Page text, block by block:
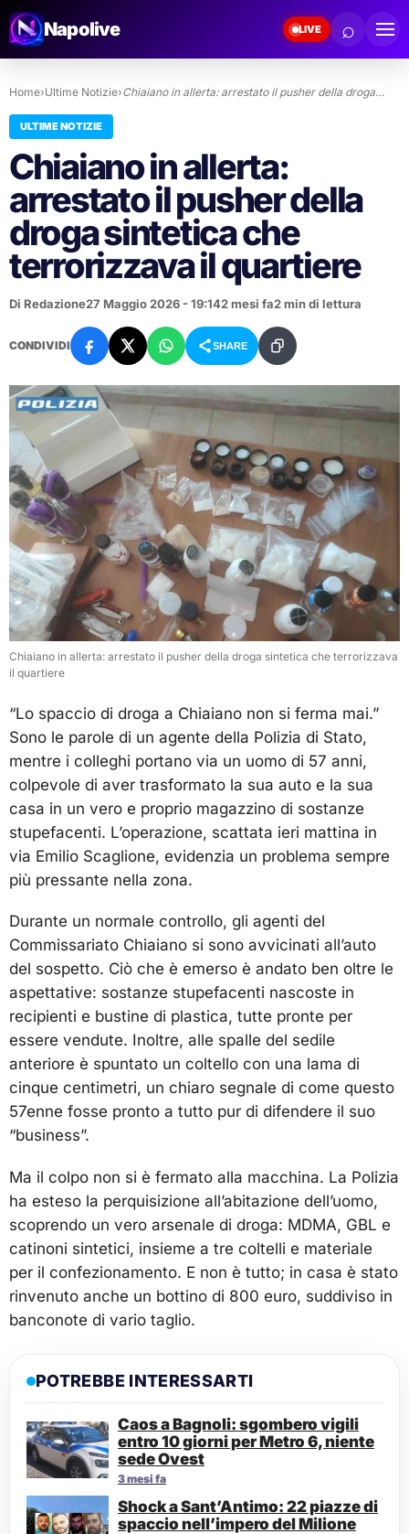
Napolive LIVE ⌕
Home›Ultime Notizie›Chiaiano in allerta: arrestato il pusher della droga…
ULTIME NOTIZIE
Chiaiano in allerta:
arrestato il pusher della
droga sintetica che
terrorizzava il quartiere
Di Redazione27 Maggio 2026 - 19:142 mesi fa2 min di lettura
CONDIVIDI SHARE
Chiaiano in allerta: arrestato il pusher della droga sintetica che terrorizzava
il quartiere
“Lo spaccio di droga a Chiaiano non si ferma mai.”
Sono le parole di un agente della Polizia di Stato,
mentre i colleghi portano via un uomo di 57 anni,
colpevole di aver trasformato la sua auto e la sua
casa in un vero e proprio magazzino di sostanze
stupefacenti. L’operazione, scattata ieri mattina in
via Emilio Scaglione, evidenzia un problema sempre
più pressante nella zona.
Durante un normale controllo, gli agenti del
Commissariato Chiaiano si sono avvicinati all’auto
del sospetto. Ciò che è emerso è andato ben oltre le
aspettative: sostanze stupefacenti nascoste in
recipienti e bustine di plastica, tutte pronte per
essere vendute. Inoltre, alle spalle del sedile
anteriore è spuntato un coltello con una lama di
cinque centimetri, un chiaro segnale di come questo
57enne fosse pronto a tutto pur di difendere il suo
“business”.
Ma il colpo non si è fermato alla macchina. La Polizia
ha esteso la perquisizione all’abitazione dell’uomo,
scoprendo un vero arsenale di droga: MDMA, GBL e
catinoni sintetici, insieme a tre coltelli e materiale
per il confezionamento. E non è tutto; in casa è stato
rinvenuto anche un bottino di 800 euro, suddiviso in
banconote di vario taglio.
POTREBBE INTERESSARTI
Caos a Bagnoli: sgombero vigili
entro 10 giorni per Metro 6, niente
sede Ovest
3 mesi fa
Shock a Sant’Antimo: 22 piazze di
spaccio nell’impero del Milione